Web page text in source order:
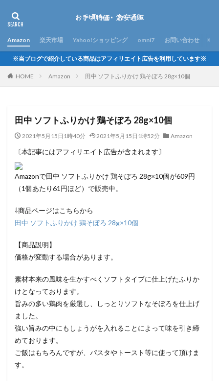
Amazon 楽天市場 Yahoo!ショッピング omni7 お問い合わせ
※当ブログで紹介している商品はアフィリエイト広告を利用しています※
HOME Amazon 田中 ソフトふりかけ 鶏そぼろ 28g×10個
田中 ソフトふりかけ 鶏そぼろ 28g×10個
2021年5月15日1時40分 2021年5月15日1時52分 Amazon
〔本記事にはアフィリエイト広告が含まれます〕
Amazonで田中 ソフトふりかけ 鶏そぼろ 28g×10個が609円
（1個あたり61円ほど）で販売中。
⇩商品ページはこちらから
田中 ソフトふりかけ 鶏そぼろ 28g×10個
【商品説明】
価格が変動する場合があります。
素材本来の風味を生かすべくソフトタイプに仕上げたふりか
けとなっております。
旨みの多い鶏肉を厳選し、しっとりソフトなそぼろを仕上げ
ました。
強い旨みの中にもしょうがを入れることによって味を引き締
めております。
ご飯はもちろんですが、パスタやトースト等に使って頂けま
す。